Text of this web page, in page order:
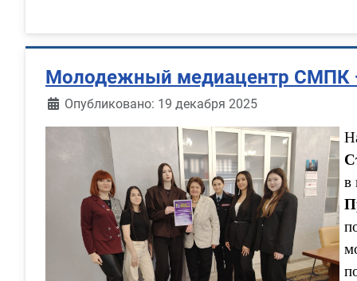
Молодежный медиацентр СМПК
Информация о материале
Опубликовано: 19 декабря 2025
в